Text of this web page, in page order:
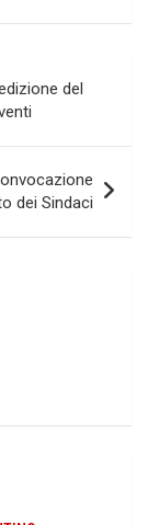
del
dei Sindaci